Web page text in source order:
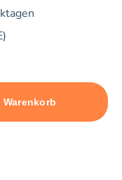
3
Warenkorb